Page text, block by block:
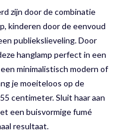
zijn door de combinatie
kinderen door de eenvoud
publiekslieveling. Door
hanglamp perfect in een
minimalistisch modern of
je moeiteloos op de
centimeter. Sluit haar aan
een buisvormige fumé
resultaat.